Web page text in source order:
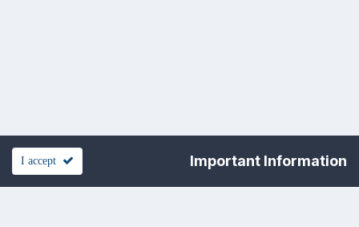
Important Information